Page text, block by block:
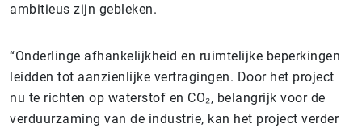
ambitieus zijn gebleken.
“Onderlinge afhankelijkheid en ruimtelijke beperkingen
leidden tot aanzienlijke vertragingen. Door het project
nu te richten op waterstof en CO₂, belangrijk voor de
verduurzaming van de industrie, kan het project verder